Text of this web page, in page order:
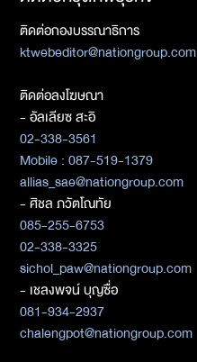
ติดต่อกองบรรณาธิการ
ktwebeditor@nationgroup.com
ติดต่อลงโฆษณา
- อัลเลียซ สะอิ
02-338-3561
Mobile : 087-519-1379
allias_sae@nationgroup.com
- ศิชล ภวัตโณทัย
085-255-6753
02-338-3325
sichol_paw@nationgroup.com
- เชลงพจน์ บุญซื่อ
081-934-2937
chalengpot@nationgroup.com